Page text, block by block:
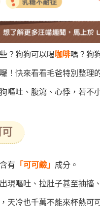
？狗狗可以喝咖啡嗎？狗
！快來看看毛爸特別整理
嘔吐、腹瀉、心悸，若不
有 「可可鹼」 成分。
現嘔吐、拉肚子甚至抽搐
天冷也千萬不能來杯熱可